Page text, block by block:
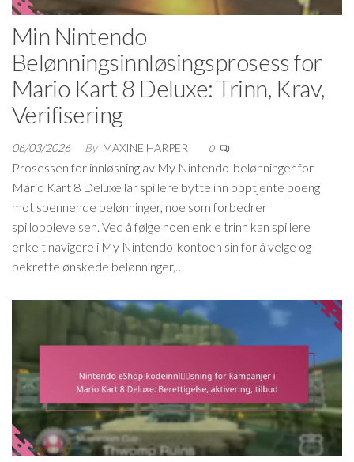
Min Nintendo
Belønningsinnløsingsprosess for
Mario Kart 8 Deluxe: Trinn, Krav,
Verifisering
06/03/2026 By MAXINE HARPER 0
Prosessen for innløsning av My Nintendo-belønninger for
Mario Kart 8 Deluxe lar spillere bytte inn opptjente poeng
mot spennende belønninger, noe som forbedrer
spillopplevelsen. Ved å følge noen enkle trinn kan spillere
enkelt navigere i My Nintendo-kontoen sin for å velge og
bekrefte ønskede belønninger,…